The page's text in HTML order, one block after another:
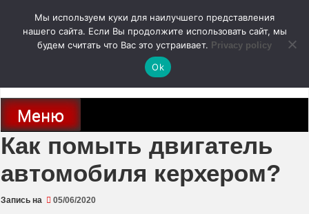
содержимому
autodoc24.ru
Новости про современные автомобили и не только, новинки зарубежного
и отечественного автопрома
Меню
Как помыть двигатель
автомобиля керхером?
Запись на 05/06/2020
Мы используем куки для наилучшего представления
нашего сайта. Если Вы продолжите использовать сайт, мы
будем считать что Вас это устраивает. Privacy policy
Ok